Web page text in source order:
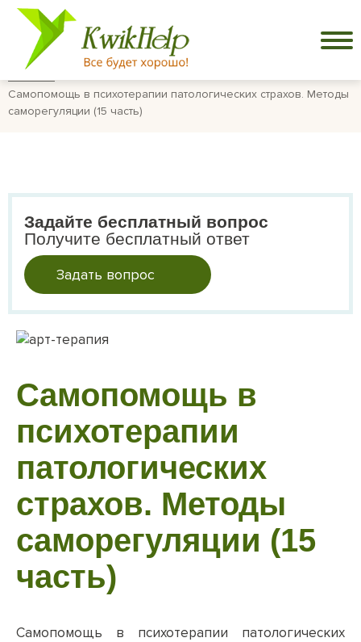
Самопомощь в психотерапии патологических страхов. Методы
саморегуляции (15 часть)
Задайте бесплатный вопрос
Получите бесплатный ответ
Задать вопрос
Самопомощь в
психотерапии
патологических
страхов. Методы
саморегуляции (15
часть)
Самопомощь в психотерапии патологических